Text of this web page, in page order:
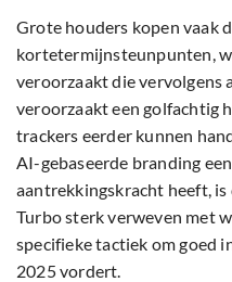
Grote houders kopen vaak
kortetermijnsteunpunten,
veroorzaakt die vervolgens
veroorzaakt een golfachtig
trackers eerder kunnen
AI-gebaseerde branding
aantrekkingskracht heeft,
Turbo sterk verweven met
specifieke tactiek om goed
2025 vordert.